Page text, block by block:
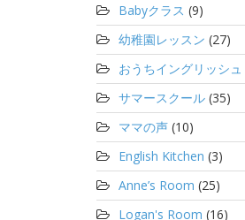
Babyクラス (9)
幼稚園レッスン (27)
おうちイングリッシュ
サマースクール (35)
ママの声 (10)
English Kitchen (3)
Anne’s Room (25)
Logan's Room (16)